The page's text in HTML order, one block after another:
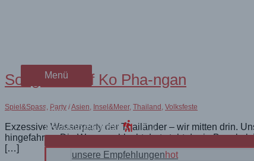
Menü
Menü
Blog
WanderRegionen
unsere Empfehlungenhot
Songkran auf Ko Pha-ngan
Spiel&Spass, Party /Asien, Insel&Meer, Thailand , Volksfeste
Exzessive Wasserparty der Thailänder – wir mitten drin.
hingefahren. Die Wasserschlacht dort steht der in
[…]